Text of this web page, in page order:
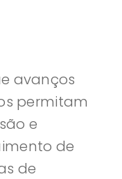
avanços
permitam
e
de
de